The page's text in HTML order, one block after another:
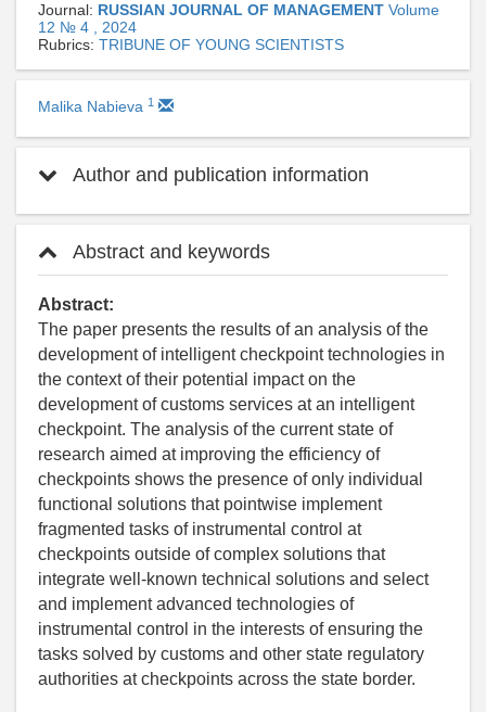
Journal: RUSSIAN JOURNAL OF MANAGEMENT Volume
12 № 4 , 2024
Rubrics: TRIBUNE OF YOUNG SCIENTISTS
Malika Nabieva 1
Author and publication information
Abstract and keywords
Abstract:
The paper presents the results of an analysis of the
development of intelligent checkpoint technologies in
the context of their potential impact on the
development of customs services at an intelligent
checkpoint. The analysis of the current state of
research aimed at improving the efficiency of
checkpoints shows the presence of only individual
functional solutions that pointwise implement
fragmented tasks of instrumental control at
checkpoints outside of complex solutions that
integrate well-known technical solutions and select
and implement advanced technologies of
instrumental control in the interests of ensuring the
tasks solved by customs and other state regulatory
authorities at checkpoints across the state border.